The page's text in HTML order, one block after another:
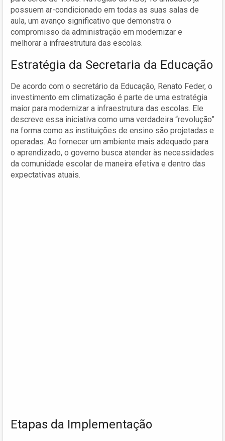
possuem ar-condicionado em todas as suas salas de
aula, um avanço significativo que demonstra o
compromisso da administração em modernizar e
melhorar a infraestrutura das escolas.
Estratégia da Secretaria da Educação
De acordo com o secretário da Educação, Renato Feder, o
investimento em climatização é parte de uma estratégia
maior para modernizar a infraestrutura das escolas. Ele
descreve essa iniciativa como uma verdadeira “revolução”
na forma como as instituições de ensino são projetadas e
operadas. Ao fornecer um ambiente mais adequado para
o aprendizado, o governo busca atender às necessidades
da comunidade escolar de maneira efetiva e dentro das
expectativas atuais.
Etapas da Implementação